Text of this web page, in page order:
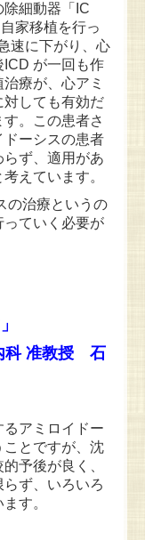
細動器「IC
家移植を行っ
速に下がり、心
ICD が一回も作
療が、心アミ
対しても有効だ
。この患者さ
ドーシスの患者
ず、適用があ
えています。
の治療というの
っていく必要が
石
アミロイドー
ことですが、沈
予後が良く、
ず、いろいろ
す。